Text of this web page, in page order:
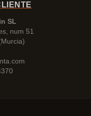
SL
num 51